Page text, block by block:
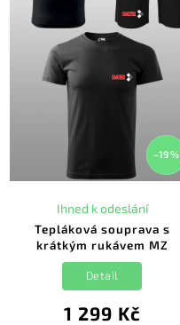
–19 %
Tepláková souprava s
krátkým rukávem MZ
Ihned k odeslání
1 299 Kč
Detail